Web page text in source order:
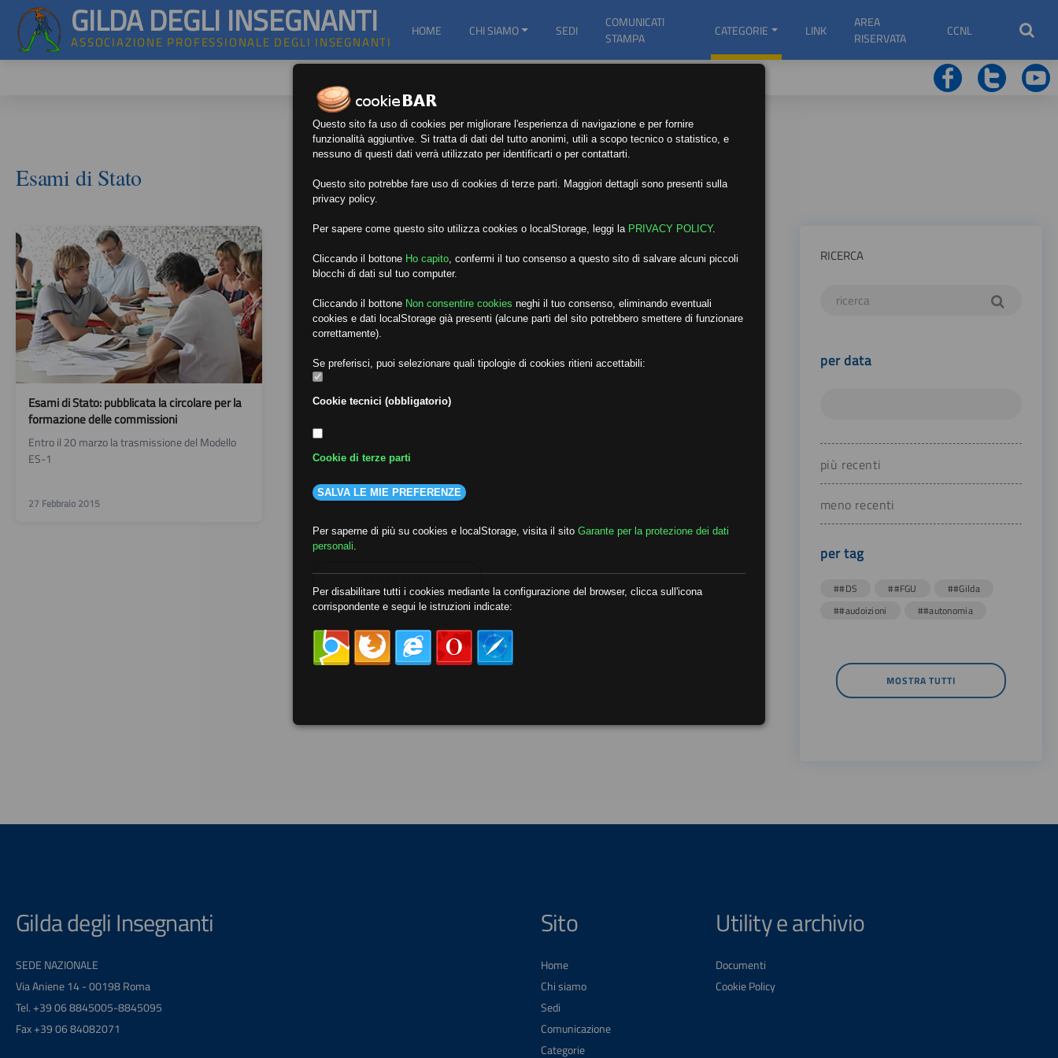
GILDA DEGLI INSEGNANTI
ASSOCIAZIONE PROFESSIONALE DEGLI INSEGNANTI
HOME CHI SIAMO SEDI
COMUNICATI
STAMPA
CATEGORIE LINK
AREA
RISERVATA
CCNL
Esami di Stato
Esami di Stato: pubblicata la circolare per la
formazione delle commissioni
Entro il 20 marzo la trasmissione del Modello
ES-1
27 Febbraio 2015
CARICA ALTRO
RICERCA
per data
più recenti
meno recenti
per tag
##DS ##FGU
##Gilda
##audoizioni
##autonomia
MOSTRA TUTTI
Gilda degli Insegnanti
SEDE NAZIONALE
Via Aniene 14 - 00198 Roma
Tel. +39 06 8845005-8845095
Fax +39 06 84082071
Sito
Home
Chi siamo
Sedi
Comunicazione
Categorie
Utility e archivio
Documenti
Cookie Policy
Questo sito fa uso di cookies per migliorare l'esperienza di navigazione e per fornire
funzionalità aggiuntive. Si tratta di dati del tutto anonimi, utili a scopo tecnico o statistico, e
nessuno di questi dati verrà utilizzato per identificarti o per contattarti.
Questo sito potrebbe fare uso di cookies di terze parti. Maggiori dettagli sono presenti sulla
privacy policy.
Per sapere come questo sito utilizza cookies o localStorage, leggi la PRIVACY POLICY.
Cliccando il bottone Ho capito, confermi il tuo consenso a questo sito di salvare alcuni piccoli
blocchi di dati sul tuo computer.
Cliccando il bottone Non consentire cookies neghi il tuo consenso, eliminando eventuali
cookies e dati localStorage già presenti (alcune parti del sito potrebbero smettere di funzionare
correttamente).
Se preferisci, puoi selezionare quali tipologie di cookies ritieni accettabili:
Cookie tecnici (obbligatorio)
Cookie di terze parti
SALVA LE MIE PREFERENZE
Per saperne di più su cookies e localStorage, visita il sito Garante per la protezione dei dati
personali.
Per disabilitare tutti i cookies mediante la configurazione del browser, clicca sull'icona
corrispondente e segui le istruzioni indicate: